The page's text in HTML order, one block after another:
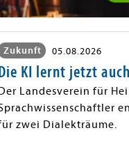
Zukunft 05.08.2026
KI lernt jetzt
Landesverein für
zwei Dialekträume.